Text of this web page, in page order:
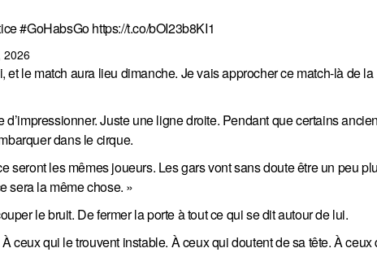
#GoHabsGohttps://t.co/bOI23b8KI1
2026
et le match aura lieu dimanche. Je vais approcher ce match-là de
Juste une ligne droite. Pendant que certains
dans le cirque.
seront les mêmes joueurs. Les gars vont sans doute être un peu
sera la même chose. »
le bruit. De fermer la porte à tout ce qui se dit autour de lui.
ceux qui le trouvent instable. À ceux qui doutent de sa tête. À